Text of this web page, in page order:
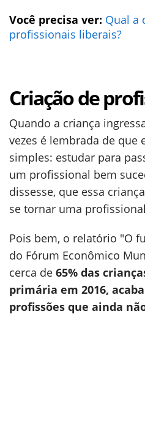
Você precisa ver: Qual a
profissionais liberais?
Criação de
Quando a criança
vezes é lembrada de
simples: estudar para
um profissional bem
dissesse, que essa
se tornar uma
Pois bem, o relatório "O
do Fórum Econômico
cerca de 65% das
primária em 2016,
profissões que ainda